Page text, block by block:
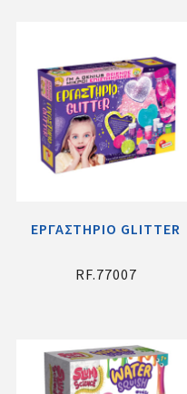
ΕΡΓΑΣΤΗΡΙΟ GLITTER
RF.77007